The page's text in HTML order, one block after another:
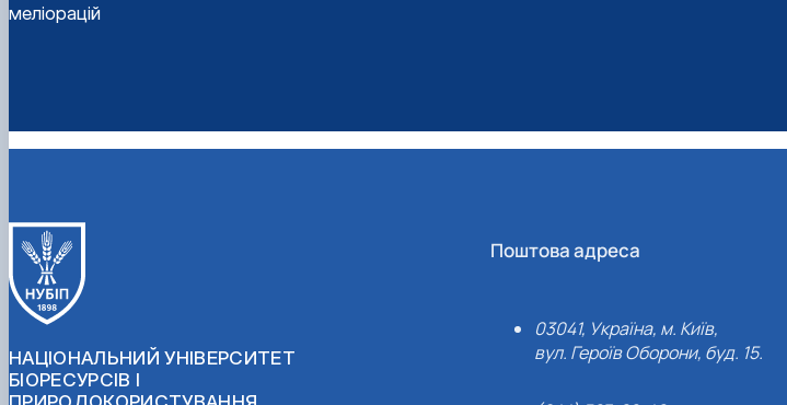
меліорацій
НАЦІОНАЛЬНИЙ УНІВЕРСИТЕТ
БІОРЕСУРСІВ І
Поштова адреса
03041, Україна, м. Київ,
вул. Героїв Оборони, буд. 15.